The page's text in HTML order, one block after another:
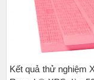
Kết quả thử nghiệm